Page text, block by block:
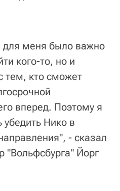
для меня было важно
кого-то, но и
тем, кто сможет
вперед. Поэтому я
убедить Нико в
- сказал
"Вольфсбурга" Йорг